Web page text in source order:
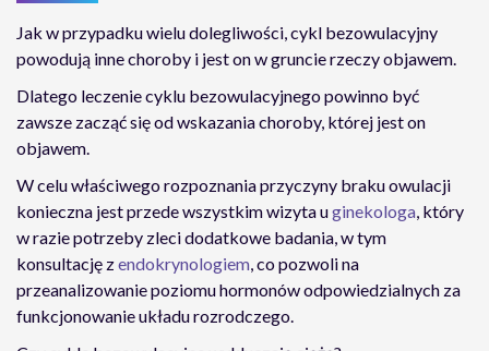
Jak w przypadku wielu dolegliwości, cykl bezowulacyjny
powodują inne choroby i jest on w gruncie rzeczy objawem.
Dlatego leczenie cyklu bezowulacyjnego powinno być
zawsze zacząć się od wskazania choroby, której jest on
objawem.
W celu właściwego rozpoznania przyczyny braku owulacji
konieczna jest przede wszystkim wizyta uginekologa, który
w razie potrzeby zleci dodatkowe badania, w tym
konsultację zendokrynologiem, co pozwoli na
przeanalizowanie poziomu hormonów odpowiedzialnych za
funkcjonowanie układu rozrodczego.